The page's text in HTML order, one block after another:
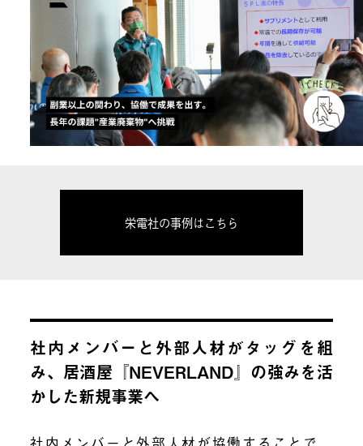
栄電社の事例はこちら
社内メンバーと外部人材がタッグを組
み、居酒屋『NEVERLAND』の強みを活
かした新規事業へ